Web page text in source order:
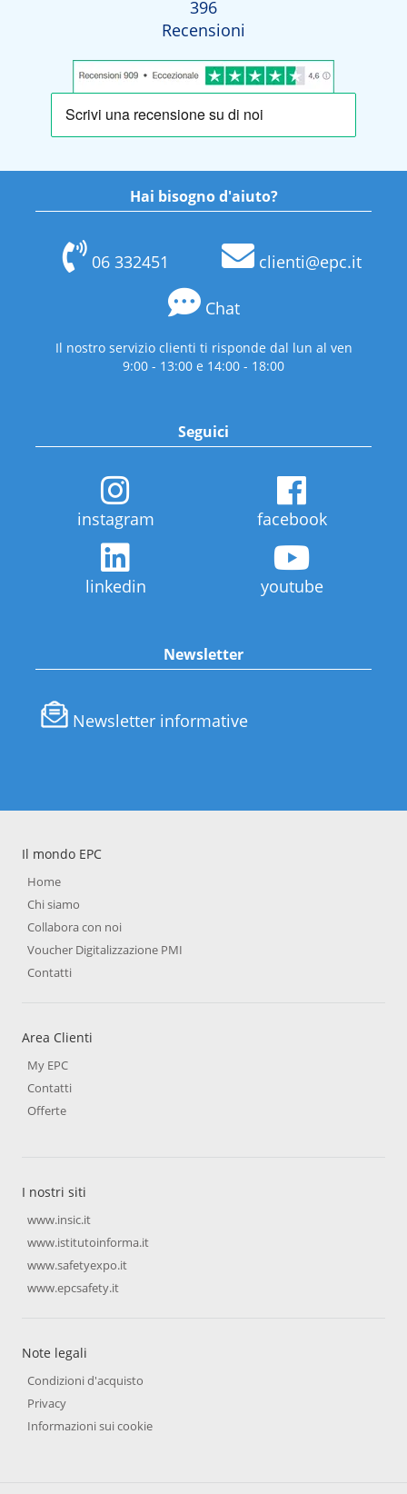
396
Recensioni
Hai bisogno d'aiuto?
06 332451 clienti@epc.it
Chat
Il nostro servizio clienti ti risponde dal lun al ven
9:00 - 13:00 e 14:00 - 18:00
Seguici
instagram facebook
linkedin youtube
Newsletter
Newsletter informative
Il mondo EPC
Home
Chi siamo
Collabora con noi
Voucher Digitalizzazione PMI
Contatti
Area Clienti
My EPC
Contatti
Offerte
I nostri siti
www.insic.it
www.istitutoinforma.it
www.safetyexpo.it
www.epcsafety.it
Note legali
Condizioni d'acquisto
Privacy
Informazioni sui cookie